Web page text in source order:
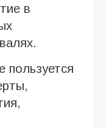
в
пользуется